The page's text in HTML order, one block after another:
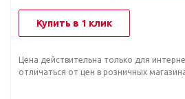
Купить в 1 клик
Цена действительна только для
отличаться от цен в розничных